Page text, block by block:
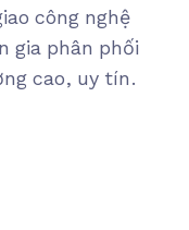
công nghệ
gia phân phối
cao, uy tín.